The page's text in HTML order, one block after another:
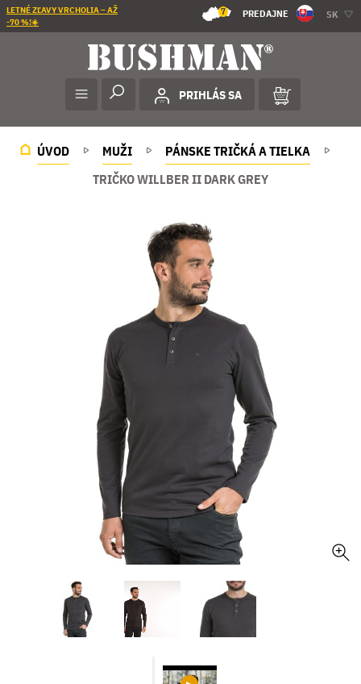
LETNÉ ZĽAVY VRCHOLIA – AŽ
-70 %!☀️
7 PREDAJNE SK
PRIHLÁS SA
ÚVOD MUŽI
PÁNSKE TRIČKÁ A TIELKA
TRIČKO WILLBER II DARK GREY